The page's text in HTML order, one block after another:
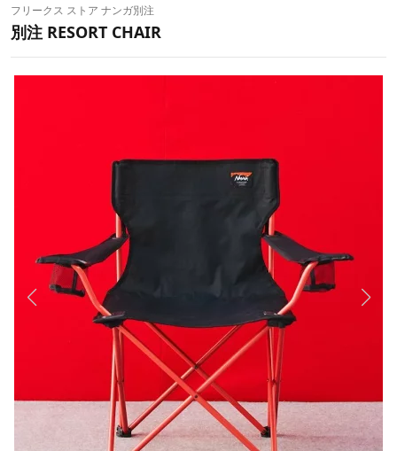
フリークス ストア ナンガ別注
別注 RESORT CHAIR